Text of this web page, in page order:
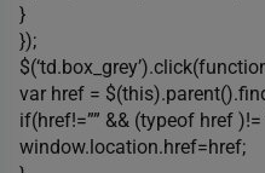
}
});
var href =
if(href!=”” && (typeof href )!=
window.location.href=href;